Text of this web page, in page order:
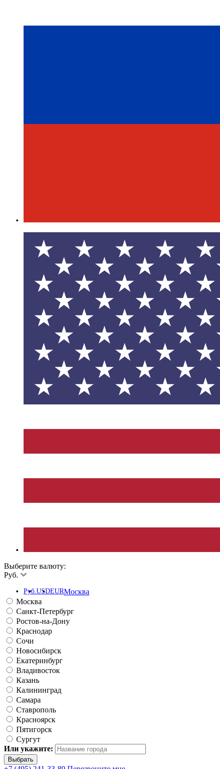
Выберите валюту:
Руб.
Руб.USDEURМосква
Москва
Санкт-Петербург
Ростов-на-Дону
Краснодар
Сочи
Новосибирск
Екатеринбург
Владивосток
Казань
Калининград
Самара
Ставрополь
Красноярск
Пятигорск
Сургут
Или укажите: